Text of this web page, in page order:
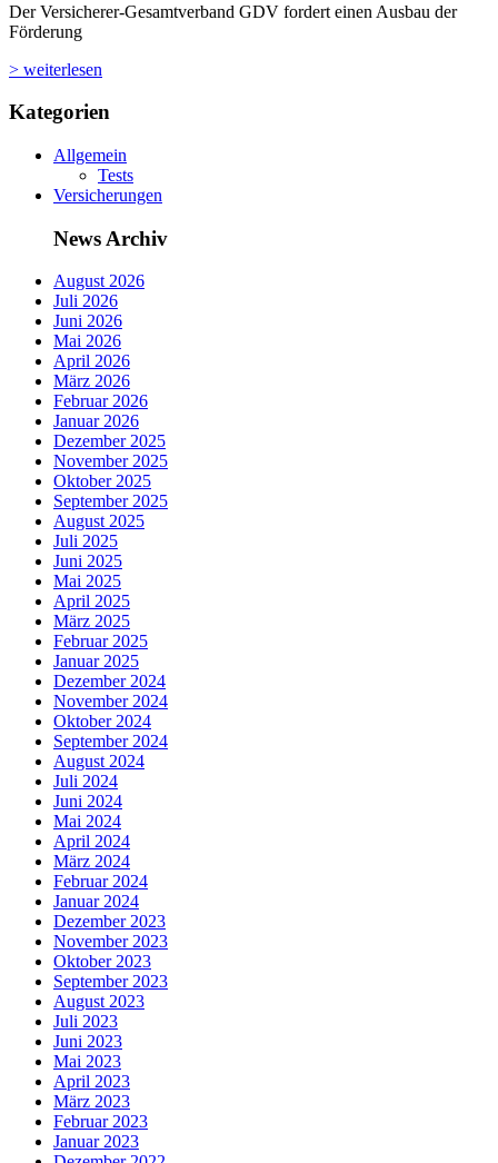
Der Versicherer-Gesamtverband GDV fordert einen Ausbau der
Förderung
> weiterlesen
Kategorien
Allgemein
Tests
Versicherungen
News Archiv
August 2026
Juli 2026
Juni 2026
Mai 2026
April 2026
März 2026
Februar 2026
Januar 2026
Dezember 2025
November 2025
Oktober 2025
September 2025
August 2025
Juli 2025
Juni 2025
Mai 2025
April 2025
März 2025
Februar 2025
Januar 2025
Dezember 2024
November 2024
Oktober 2024
September 2024
August 2024
Juli 2024
Juni 2024
Mai 2024
April 2024
März 2024
Februar 2024
Januar 2024
Dezember 2023
November 2023
Oktober 2023
September 2023
August 2023
Juli 2023
Juni 2023
Mai 2023
April 2023
März 2023
Februar 2023
Januar 2023